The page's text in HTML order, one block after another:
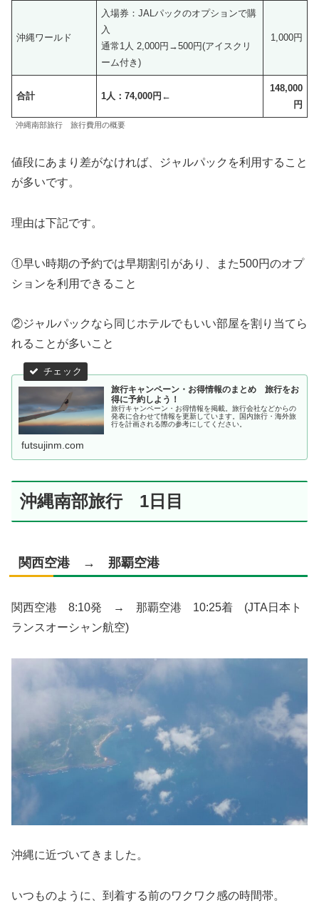
沖縄ワールド
入場券：JALパックのオプションで購
入
通常1人 2,000円→500円(アイスクリ
ーム付き)
1,000円
合計 1人：74,000円 ←
148,000
円
沖縄南部旅行 旅行費用の概要
値段にあまり差がなければ、ジャルパックを利用すること
が多いです。
理由は下記です。
①早い時期の予約では早期割引があり、また500円のオプ
ションを利用できること
②ジャルパックなら同じホテルでもいい部屋を割り当てら
れることが多いこと
旅行キャンペーン・お得情報のまとめ 旅行をお
得に予約しよう！
旅行キャンペーン・お得情報を掲載。旅行会社などからの
発表に合わせて情報を更新しています。国内旅行・海外旅
行を計画される際の参考にしてください。
futsujinm.com
沖縄南部旅行 1日目
関西空港 → 那覇空港
関西空港 8:10発 → 那覇空港 10:25着 (JTA日本ト
ランスオーシャン航空)
沖縄に近づいてきました。
いつものように、到着する前のワクワク感の時間帯。